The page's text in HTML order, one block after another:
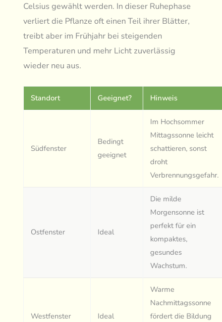
Celsius gewählt werden. In dieser Ruhephase
verliert die Pflanze oft einen Teil ihrer Blätter,
treibt aber im Frühjahr bei steigenden
Temperaturen und mehr Licht zuverlässig
wieder neu aus.
Standort Geeignet? Hinweis
Südfenster
Bedingt
geeignet
Im Hochsommer
Mittagssonne leicht
schattieren, sonst
droht
Verbrennungsgefahr.
Ostfenster Ideal
Die milde
Morgensonne ist
perfekt für ein
kompaktes,
gesundes
Wachstum.
Westfenster Ideal
Warme
Nachmittagssonne
fördert die Bildung